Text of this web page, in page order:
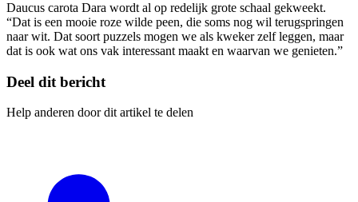
Daucus carota Dara wordt al op redelijk grote schaal gekweekt.
“Dat is een mooie roze wilde peen, die soms nog wil terugspringen
naar wit. Dat soort puzzels mogen we als kweker zelf leggen, maar
dat is ook wat ons vak interessant maakt en waarvan we genieten.”
Deel dit bericht
Help anderen door dit artikel te delen